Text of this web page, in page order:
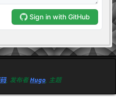
, 发布者Hugo, 主题